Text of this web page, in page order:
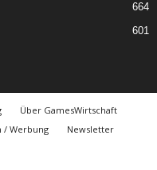
664
601
Über GamesWirtschaft
/ Werbung
Newsletter